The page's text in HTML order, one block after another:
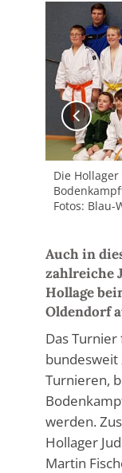
Die
Fotos: Blau-
Auch in
zahlreiche
Hollage
Oldendorf
Das
bundesweit
Turnieren,
werden.
Hollager
Martin